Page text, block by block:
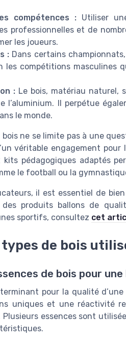
compétences :Utiliser
professionnelles et de
les joueurs.
: Dans certains
les compétitions masculines
: Le bois, matériau naturel,
l’aluminium. Il perpétue
le monde.
bois ne se limite pas à une
véritable engagement
kits pédagogiques adaptés
le football ou la
il est essentiel de
produits ballons de
sportifs, consultez cet
de bois
de bois pour
pour la qualité
uniques et une réactivité
essences sont